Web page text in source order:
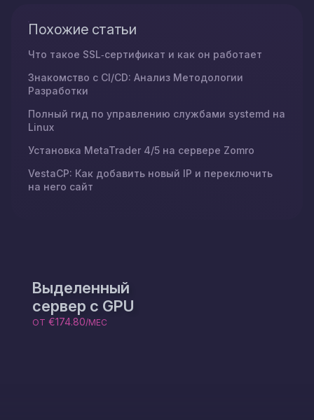
Похожие статьи
Что такое SSL‑сертификат и как он работает
Знакомство с CI/CD: Анализ Методологии
Разработки
Полный гид по управлению службами systemd на
Linux
Установка MetaTrader 4/5 на сервере Zomro
VestaCP: Как добавить новый IP и переключить
на него сайт
Выделенный
сервер с GPU
ОТ €174.80/МЕС